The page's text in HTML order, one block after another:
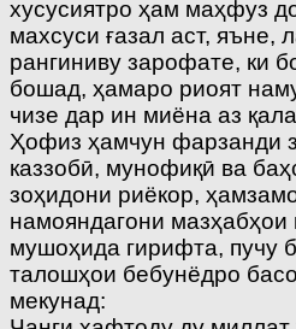
хусусиятро ҳам маҳфуз
махсуси ғазал аст, яъне,
рангиниву зарофате, ки
бошад, ҳамаро риоят
чизе дар ин миёна аз
Ҳофиз ҳамчун фарзанди
каззобӣ, мунофиқӣ ва
зоҳидони риёкор,
намояндагони мазҳабҳои
мушоҳида гирифта, пучу
талошҳои бебунёдро
мекунад: